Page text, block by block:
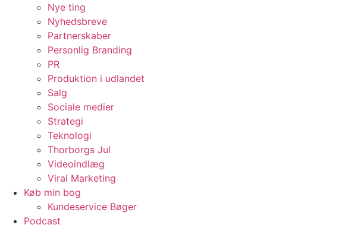
Nye ting
Nyhedsbreve
Partnerskaber
Personlig Branding
PR
Produktion i udlandet
Salg
Sociale medier
Strategi
Teknologi
Thorborgs Jul
Videoindlæg
Viral Marketing
Køb min bog
Kundeservice Bøger
Podcast